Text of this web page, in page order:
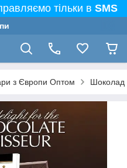
тільки в SMS
з Європи Оптом Шоколад